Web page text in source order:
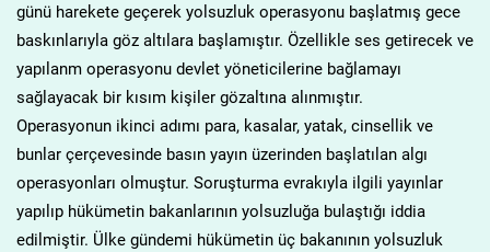
günü harekete geçerek yolsuzluk operasyonu başlatmış gece
baskınlarıyla göz altılara başlamıştır. Özellikle ses getirecek ve
yapılanm operasyonu devlet yöneticilerine bağlamayı
sağlayacak bir kısım kişiler gözaltına alınmıştır.
Operasyonun ikinci adımı para, kasalar, yatak, cinsellik ve
bunlar çerçevesinde basın yayın üzerinden başlatılan algı
operasyonları olmuştur. Soruşturma evrakıyla ilgili yayınlar
yapılıp hükümetin bakanlarının yolsuzluğa bulaştığı iddia
edilmiştir. Ülke gündemi hükümetin üç bakanının yolsuzluk